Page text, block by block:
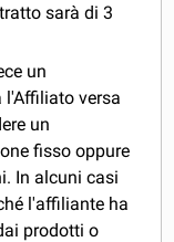
sarà di 3
un
l'Affiliato versa
un
fisso oppure
In alcuni casi
l'affiliante ha
prodotti o